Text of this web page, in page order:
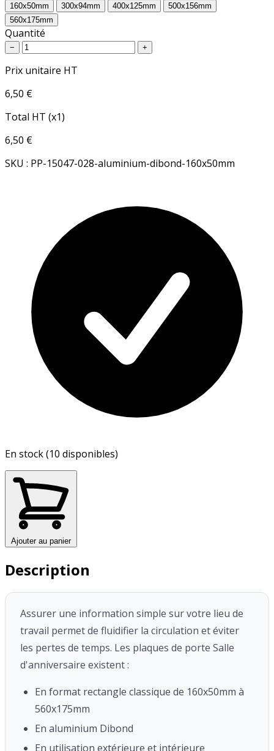
160x50mm 300x94mm 400x125mm
500x156mm
560x175mm
Quantité
− +
Prix unitaire HT
6,50 €
Total HT (x1)
6,50 €
SKU : PP-15047-028-aluminium-dibond-160x50mm
En stock (10 disponibles)
Ajouter au panier
Description
Assurer une information simple sur votre lieu de
travail permet de fluidifier la circulation et éviter
les pertes de temps. Les plaques de porte Salle
d'anniversaire existent :
En format rectangle classique de 160x50mm à
560x175mm
En aluminium Dibond
En utilisation extérieure et intérieure